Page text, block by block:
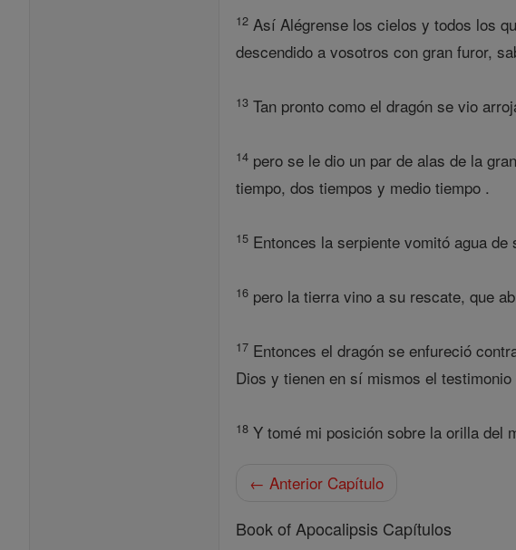
12 Así Alégrense los cielos y todos los
descendido a vosotros con gran furor,
13 Tan pronto como el dragón se vio
14 pero se le dio un par de alas de la
tiempo, dos tiempos y medio tiempo .
15 Entonces la serpiente vomitó agua
16 pero la tierra vino a su rescate, que
17 Entonces el dragón se enfureció
Dios y tienen en sí mismos el
18 Y tomé mi posición sobre la orilla del
← Anterior Capítulo
Book of Apocalipsis Capítulos